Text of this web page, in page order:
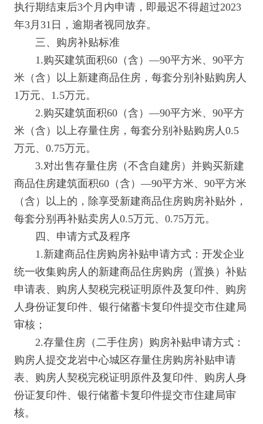
执行期结束后3个月内申请，即最迟不得超过2023
年3月31日，逾期者视同放弃。
三、购房补贴标准
1.购买建筑面积60（含）—90平方米、90平方
米（含）以上新建商品住房，每套分别补贴购房人
1万元、1.5万元。
2.购买建筑面积60（含）—90平方米、90平方
米（含）以上存量住房，每套分别补贴购房人0.5
万元、0.75万元。
3.对出售存量住房（不含自建房）并购买新建
商品住房建筑面积60（含）—90平方米、90平方米
（含）以上的，除享受新建商品住房购房补贴外，
每套分别再补贴卖房人0.5万元、0.75万元。
四、申请方式及程序
1.新建商品住房购房补贴申请方式：开发企业
统一收集购房人的新建商品住房购房（置换）补贴
申请表、购房人契税完税证明原件及复印件、购房
人身份证复印件、银行储蓄卡复印件提交市住建局
审核；
2.存量住房（二手住房）购房补贴申请方式：
购房人提交龙岩中心城区存量住房购房补贴申请
表、购房人契税完税证明原件及复印件、购房人身
份证复印件、银行储蓄卡复印件提交市住建局审
核。